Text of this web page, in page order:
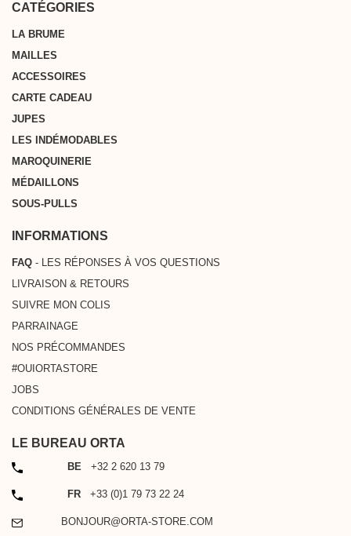
CATÉGORIES
LA BRUME
MAILLES
ACCESSOIRES
CARTE CADEAU
JUPES
LES INDÉMODABLES
MAROQUINERIE
MÉDAILLONS
SOUS-PULLS
INFORMATIONS
CONDITIONS GÉNÉRALES DE VENTE
LIVRAISON & RETOURS
NOS PRÉCOMMANDES
#OUIORTASTORE
PARRAINAGE
FAQ - LES RÉPONSES À VOS QUESTIONS
SUIVRE MON COLIS
JOBS
LE BUREAU ORTA
TÉLÉPHONE
BE +32 2 620 13 79
TÉLÉPHONE
FR +33 (0)1 79 73 22 24
BONJOUR@ORTA-STORE.COM